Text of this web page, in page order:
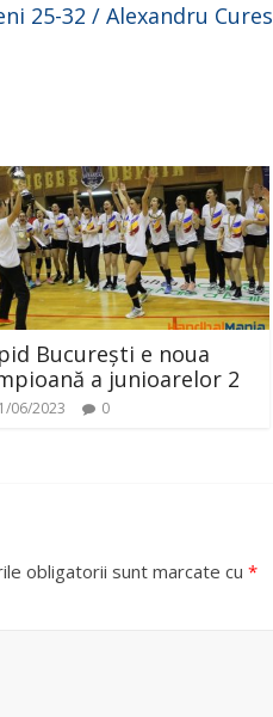
25-32 / Alexandru
București e noua
a junioarelor 2
06/2023 0
obligatorii sunt marcate cu *